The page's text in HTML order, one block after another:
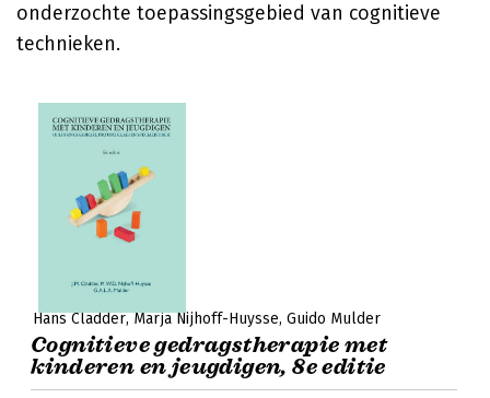
onderzochte toepassingsgebied van cognitieve
technieken.
Hans Cladder Marja Nijhoff-Huysse Guido Mulder
Cognitieve gedragstherapie met
kinderen en jeugdigen, 8e editie